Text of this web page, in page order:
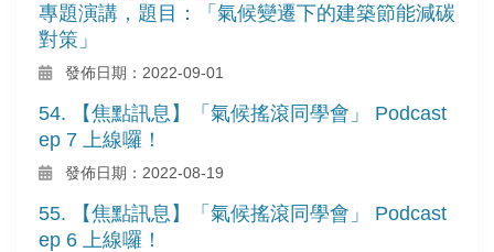
專題演講，題目：「氣候變遷下的建築節能減碳
對策」
發佈日期：2022-09-01
54. 【焦點訊息】「氣候搖滾同學會」 Podcast
ep 7 上線囉！
發佈日期：2022-08-19
55. 【焦點訊息】「氣候搖滾同學會」 Podcast
ep 6 上線囉！